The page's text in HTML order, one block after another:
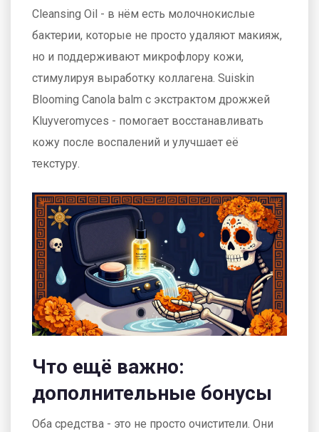
Cleansing Oil - в нём есть молочнокислые
бактерии, которые не просто удаляют макияж,
но и поддерживают микрофлору кожи,
стимулируя выработку коллагена. Suiskin
Blooming Canola balm с экстрактом дрожжей
Kluyveromyces - помогает восстанавливать
кожу после воспалений и улучшает её
текстуру.
Что ещё важно:
дополнительные бонусы
Оба средства - это не просто очистители. Они